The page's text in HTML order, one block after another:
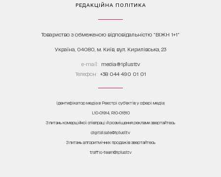
РЕДАКЦІЙНА ПОЛІТИКА
Товариство з обмеженою відповідальністю "ВІЖН 1+1"
Україна, 04080, м. Київ, вул. Кирилівська, 23
е-mail: media@1plus1.tv
Телефон: +38 044 490 01 01
Ідентифікатор медіа в Реєстрі суб’єктів у сфері медіа:
L10-01914, R10-01810
З питань комерційної співпраці й розміщення реклами звертайтесь
digital.sale@1plus1.tv
З питань алгоритмічних продажів звертайтесь
traffic-team@1plus1.tv